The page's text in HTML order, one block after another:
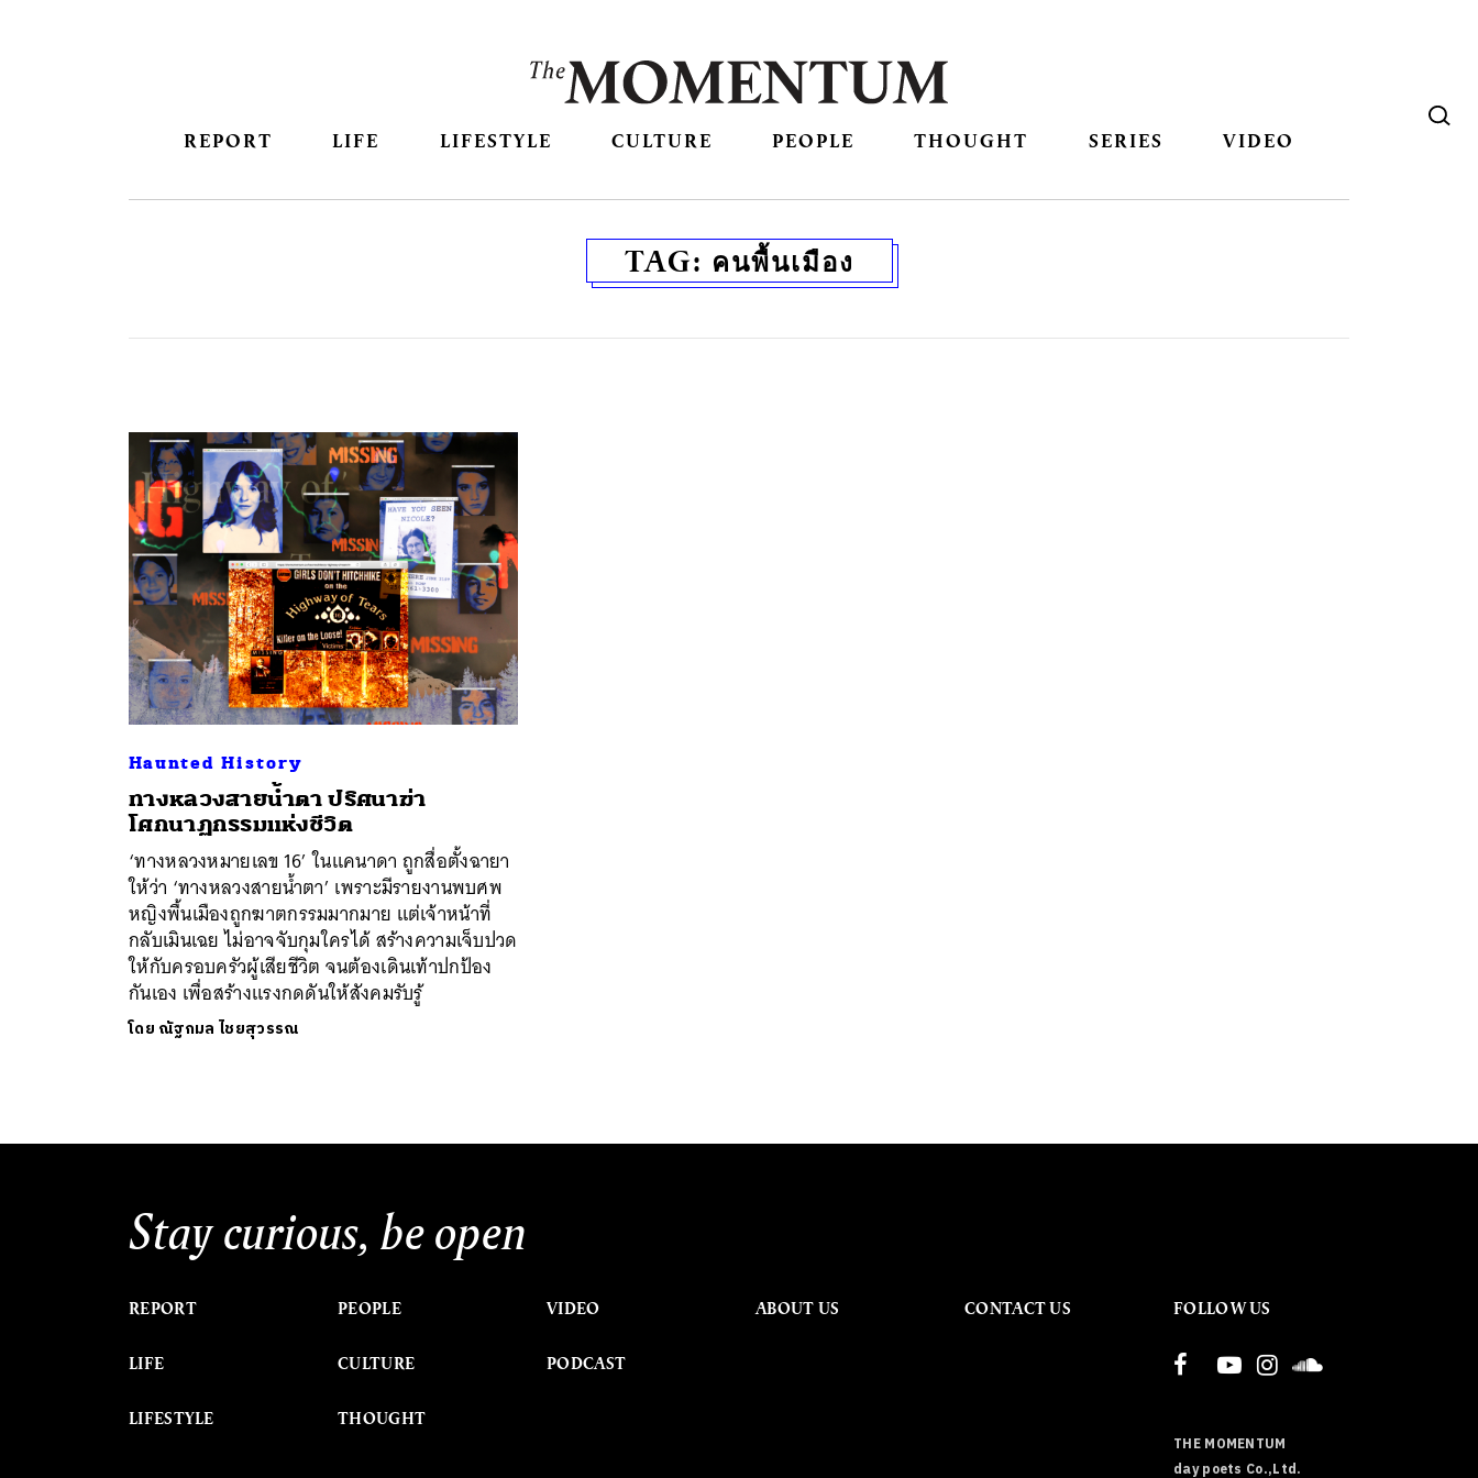
REPORT LIFE LIFESTYLE CULTURE PEOPLE THOUGHT SERIES VIDEO
TAG: คนพื้นเมือง
Haunted History
ทางหลวงสายน้ำตา ปริศนาฆ่า
โศกนาฏกรรมแห่งชีวิต
‘ทางหลวงหมายเลข 16’ ในแคนาดา ถูกสื่อตั้งฉายา
ให้ว่า ‘ทางหลวงสายน้ำตา’ เพราะมีรายงานพบศพ
หญิงพื้นเมืองถูกฆาตกรรมมากมาย แต่เจ้าหน้าที่
กลับเมินเฉย ไม่อาจจับกุมใครได้ สร้างความเจ็บปวด
ให้กับครอบครัวผู้เสียชีวิต จนต้องเดินเท้าปกป้อง
กันเอง เพื่อสร้างแรงกดดันให้สังคมรับรู้
โดย ณัฐกมล ไชยสุวรรณ
Stay curious, be open
REPORT
LIFE
LIFESTYLE
PEOPLE
CULTURE
THOUGHT
VIDEO
PODCAST
ABOUT US CONTACT US FOLLOW US
THE MOMENTUM
day poets Co.,Ltd.